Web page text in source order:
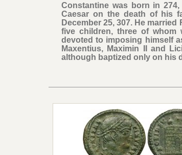
Constantine was born in
Caesar on the death of his
December 25, 307. He
five children, three of whom
devoted to imposing himself
Maxentius, Maximin II and
although baptized only on his